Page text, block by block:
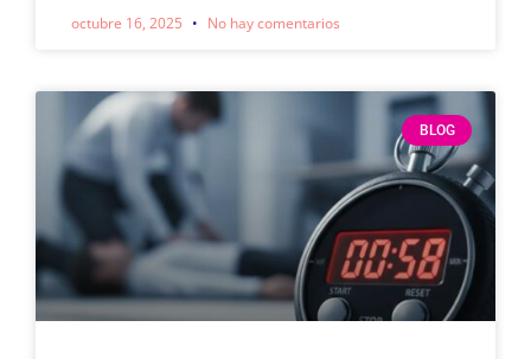
octubre 16, 2025 No hay comentarios
BLOG